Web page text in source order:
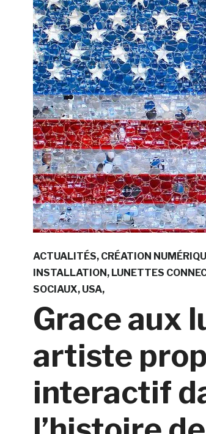
ACTUALITÉS CRÉATION
INSTALLATION LUNETTES
SOCIAUX USA
Grace aux
artiste
interactif